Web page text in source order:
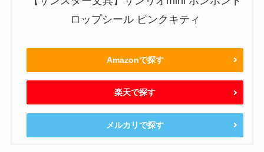
ロップシール ピンクキティ
Amazonで探す
楽天で探す
メルカリで探す